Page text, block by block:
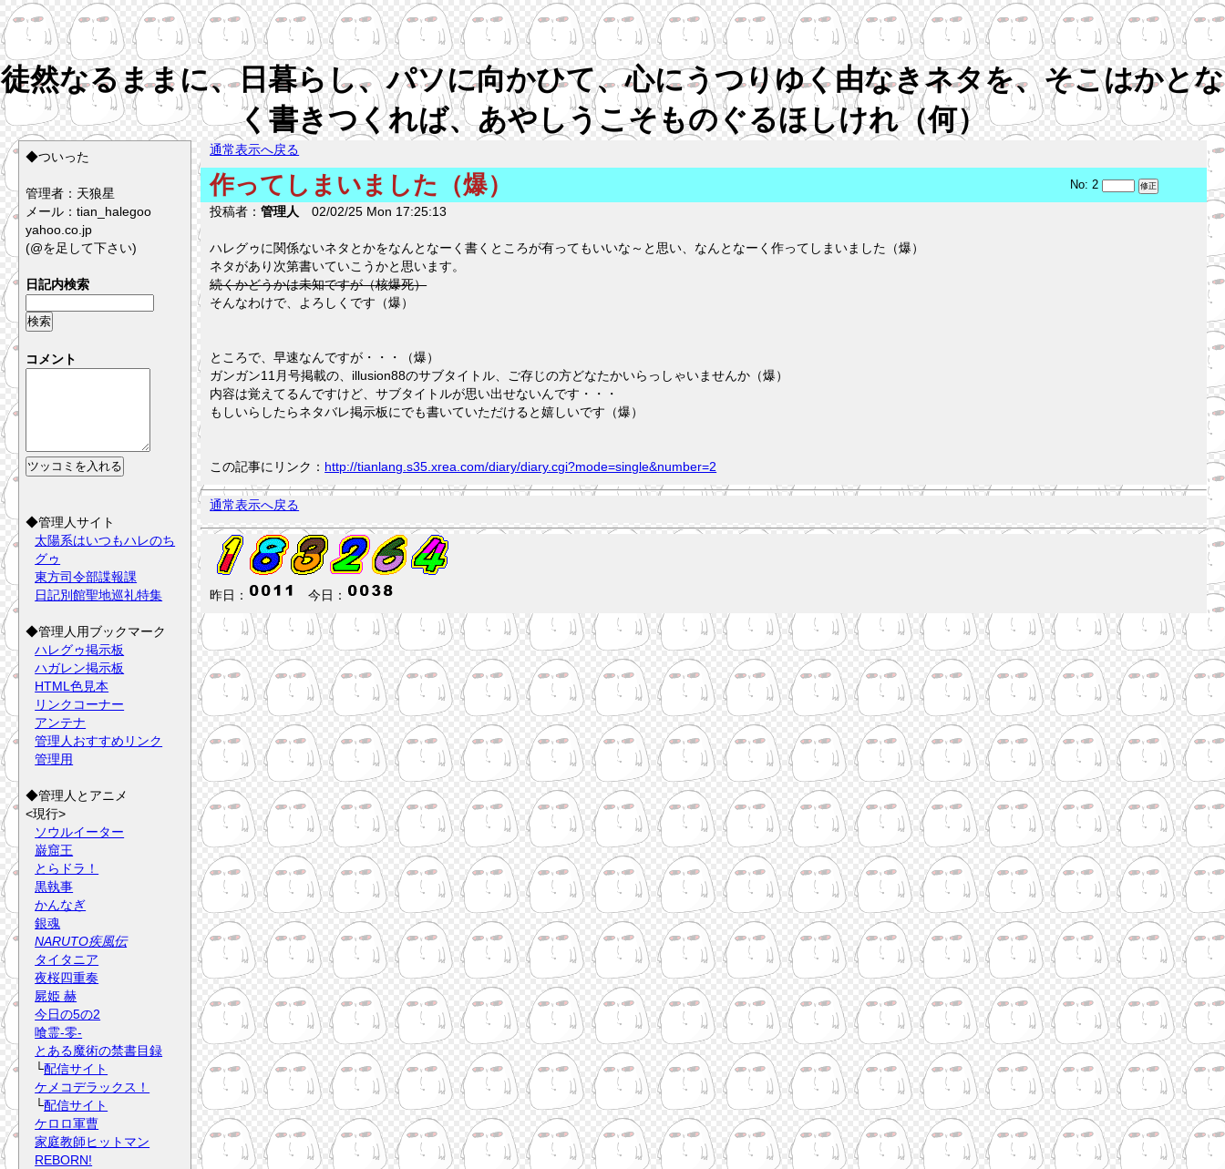
徒然なるままに、日暮らし、パソに向かひて、心にうつりゆく由なきネタを、そこはかとな
く書きつくれば、あやしうこそものぐるほしけれ（何）
通常表示へ戻る
作ってしまいました（爆） No: 2
投稿者：管理人 02/02/25 Mon 17:25:13
ハレグゥに関係ないネタとかをなんとなーく書くところが有ってもいいな～と思い、なんとなーく作ってしまいました（爆）
ネタがあり次第書いていこうかと思います。
続くかどうかは未知ですが（核爆死）
そんなわけで、よろしくです（爆）
ところで、早速なんですが・・・（爆）
ガンガン11月号掲載の、illusion88のサブタイトル、ご存じの方どなたかいらっしゃいませんか（爆）
内容は覚えてるんですけど、サブタイトルが思い出せないんです・・・
もしいらしたらネタバレ掲示板にでも書いていただけると嬉しいです（爆）
この記事にリンク： http://tianlang.s35.xrea.com/diary/diary.cgi?mode=single&number=2
通常表示へ戻る
昨日： 今日：
◆ついった
管理者：天狼星
メール：tian_halegoo
yahoo.co.jp
(@を足して下さい)
日記内検索
コメント
◆管理人サイト
太陽系はいつもハレのち
グゥ
東方司令部諜報課
日記別館聖地巡礼特集
◆管理人用ブックマーク
ハレグゥ掲示板
ハガレン掲示板
HTML色見本
リンクコーナー
アンテナ
管理人おすすめリンク
管理用
◆管理人とアニメ
<現行>
ソウルイーター
巌窟王
とらドラ！
黒執事
かんなぎ
銀魂
NARUTO疾風伝
タイタニア
夜桜四重奏
屍姫 赫
今日の5の2
喰霊-零-
とある魔術の禁書目録
└配信サイト
ケメコデラックス！
└配信サイト
ケロロ軍曹
家庭教師ヒットマン
REBORN!